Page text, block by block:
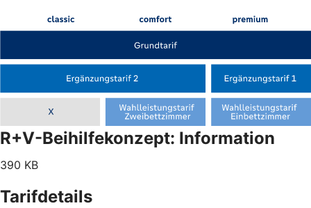
R+V-Beihilfekonzept: Information
390 KB
Tarifdetails